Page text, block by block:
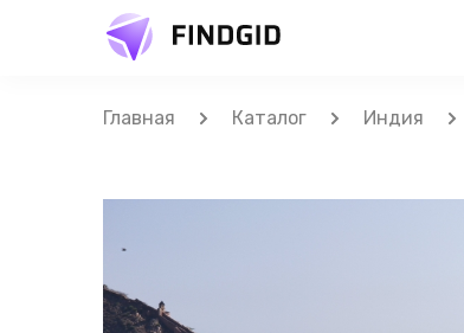
Главная Каталог Индия